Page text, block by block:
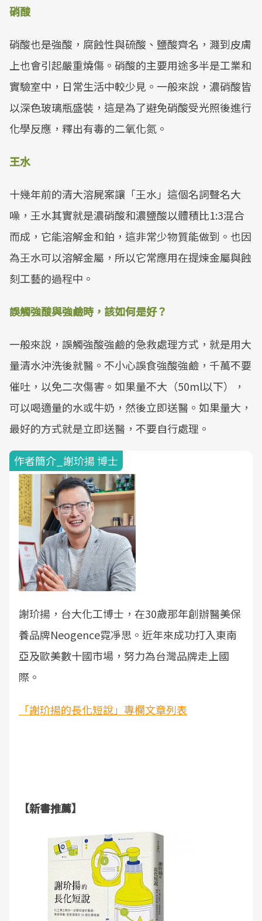
硝酸
硝酸也是強酸，腐蝕性與硫酸、鹽酸齊名，濺到皮膚
上也會引起嚴重燒傷。硝酸的主要用途多半是工業和
實驗室中，日常生活中較少見。一般來說，濃硝酸皆
以深色玻璃瓶盛裝，這是為了避免硝酸受光照後進行
化學反應，釋出有毒的二氧化氮。
王水
十幾年前的清大溶屍案讓「王水」這個名詞聲名大
噪，王水其實就是濃硝酸和濃鹽酸以體積比1:3混合
而成，它能溶解金和鉑，這非常少物質能做到。也因
為王水可以溶解金屬，所以它常應用在提煉金屬與蝕
刻工藝的過程中。
誤觸強酸與強鹼時，該如何是好？
一般來說，誤觸強酸強鹼的急救處理方式，就是用大
量清水沖洗後就醫。不小心誤食強酸強鹼，千萬不要
催吐，以免二次傷害。如果量不大（50ml以下），
可以喝適量的水或牛奶，然後立即送醫。如果量大，
最好的方式就是立即送醫，不要自行處理。
作者簡介_謝玠揚 博士
謝玠揚，台大化工博士，在30歲那年創辦醫美保
養品牌Neogence霓凈思。近年來成功打入東南
亞及歐美數十國市場，努力為台灣品牌走上國
際。
「謝玠揚的長化短說」專欄文章列表
【新書推薦】